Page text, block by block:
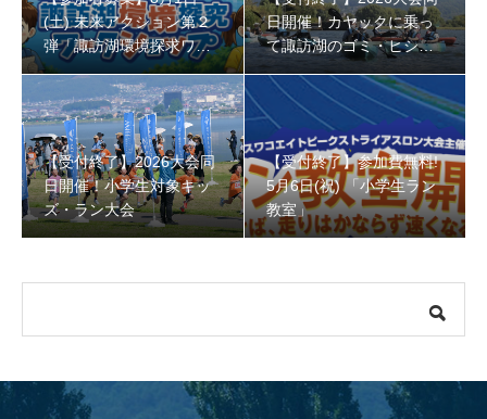
【受付終了】参加費無料! 5月6日(祝) 「小学生ラン教室」
(土) 未来アクション第２
弾「諏訪湖環境探求ワー
クショップ」小学４年生
から！
日開催！カヤックに乗っ
て諏訪湖のゴミ・ヒシを
回収しよう！
【受付終了】2026大会同
日開催！小学生対象キッ
ズ・ラン大会
【受付終了】参加費無料!
5月6日(祝) 「小学生ラン
教室」